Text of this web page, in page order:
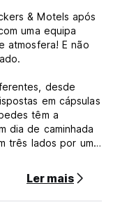
& Motels após
uma equipa
atmosfera! E não
desde
em cápsulas
têm a
dia de caminhada
três lados por uma
de leitura
o Chateau
Ler mais